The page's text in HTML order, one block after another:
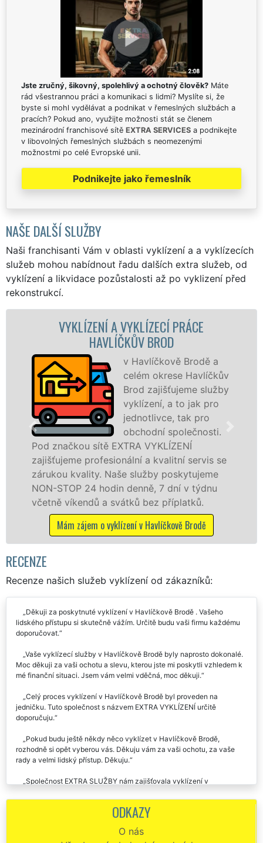
Jste zručný, šikovný, spolehlivý a ochotný člověk? Máte
rád všestrannou práci a komunikaci s lidmi? Myslíte si, že
byste si mohl vydělávat a podnikat v řemeslných službách a
pracích? Pokud ano, využijte možnosti stát se členem
mezinárodní franchisové sítě EXTRA SERVICES a podnikejte
v libovolných řemeslných službách s neomezenými
možnostmi po celé Evropské unii.
Podnikejte jako řemeslník
NAŠE DALŠÍ SLUŽBY
Naši franchisanti Vám v oblasti vyklízení a a vyklízecích
služeb mohou nabídnout řadu dalších extra služeb, od
vyklízení a likvidace pozůstalosti až po vyklizení před
rekonstrukcí.
VYKLÍZECÍ PRÁCE A SLUŽBY HAVLÍČKŮV
BROD
Společnost EXTRA
VYKLÍZENÍ zajištuje
prostřednictvím
franchisových poboček
levné, přesto kvalitní a
profesionální vyklízecí práce
v Havlíčkově Brodě a okolí. Poskytujeme
tuto službu jak fyzickým, tak právnickým
osobám se zárukou kvalitně odvedené
práce, a to NON-STOP bez dalších příplatků.
Mám zájem o vyklízecí práce v Havlíčkově Brodě
RECENZE
Recenze našich služeb vyklízení od zákazníků:
Děkuji za poskytnuté vyklízení v Havlíčkově Brodě . Vašeho
lidského přístupu si skutečně vážím. Určitě budu vaši firmu každému
doporučovat.
Vaše vyklízecí služby v Havlíčkově Brodě byly naprosto dokonalé.
Moc děkuji za vaši ochotu a slevu, kterou jste mi poskytli vzhledem k
mé finanční situaci. Jsem vám velmi vděčná, moc děkuji.
Celý proces vyklízení v Havlíčkově Brodě byl proveden na
jedničku. Tuto společnost s názvem EXTRA VYKLÍZENÍ určitě
doporučuju.
Pokud budu ještě někdy něco vyklízet v Havlíčkově Brodě,
rozhodně si opět vyberou vás. Děkuju vám za vaši ochotu, za vaše
rady a velmi lidský přístup. Děkuju.
Společnost EXTRA SLUŽBY nám zajišťovala vyklízení v
ráno byl přistaven kontejner na odpad a kompletní vyklízení bylo
hotové za pár hodin. Výborná cena, profesionální přístup, perfektní
ODKAZY
O nás